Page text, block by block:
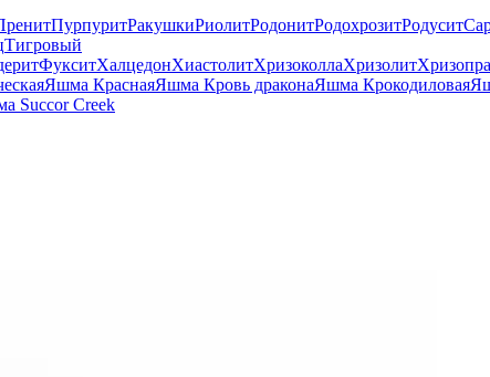
ПурпуритРакушкиРиолитРодонитРодохрозитРодусит
Тигровый
ФукситХалцедонХиастолитХризоколлаХризолит
Яшма КраснаяЯшма Кровь драконаЯшма Крокодиловая
Succor Creek